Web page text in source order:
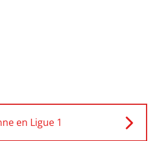
en Ligue 1